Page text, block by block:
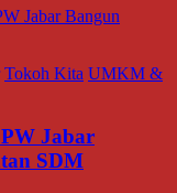
Tokoh Kita UMKM &
Jabar
SDM